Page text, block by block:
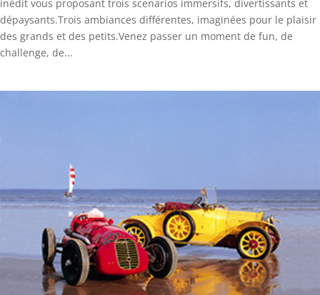
inédit vous proposant trois scenarios immersifs, divertissants et
dépaysants.Trois ambiances différentes, imaginées pour le plaisir
des grands et des petits.Venez passer un moment de fun, de
challenge, de...